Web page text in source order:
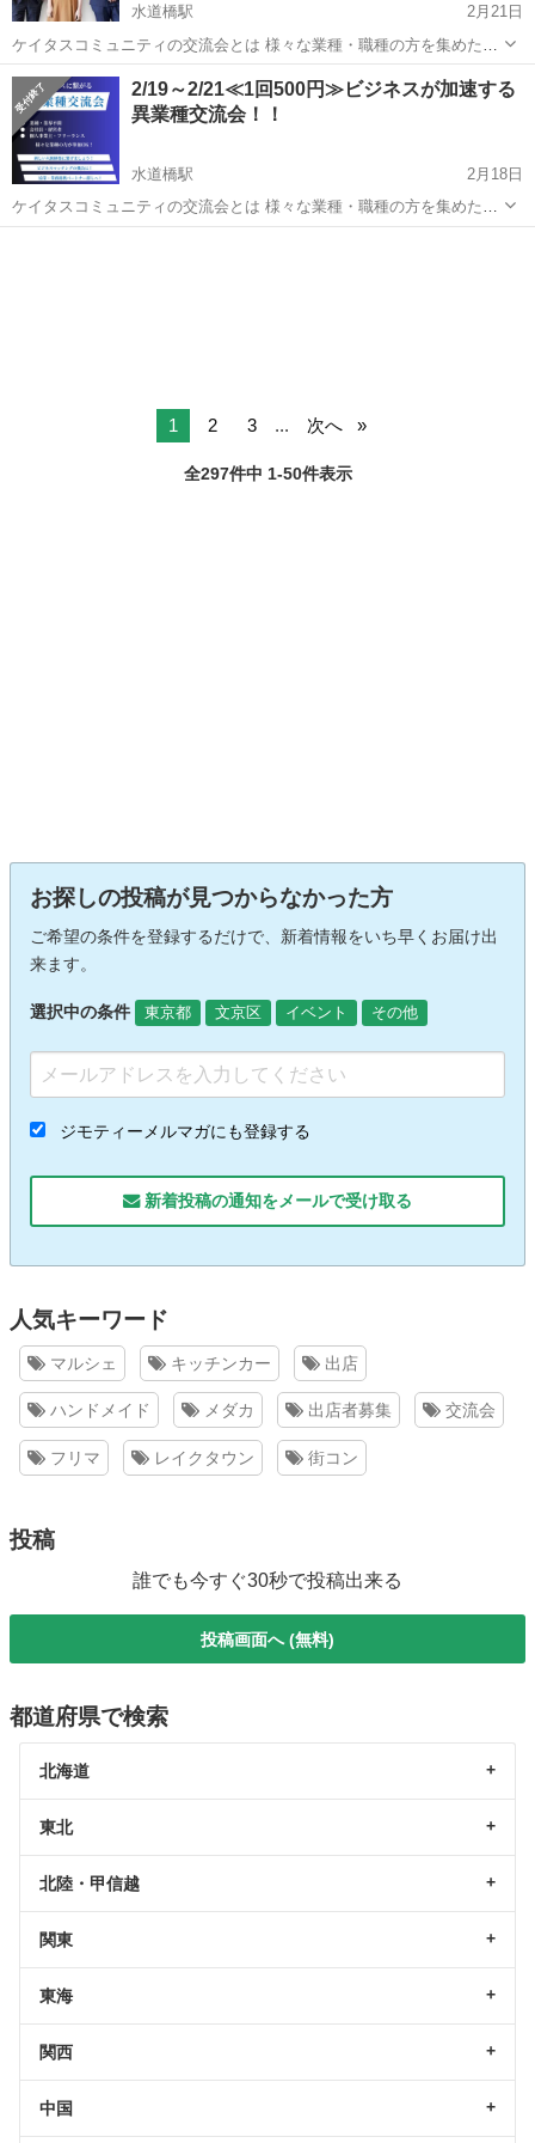
水道橋駅
2月21日
ケイタスコミュニティの交流会とは 様々な業種・職種の方を集めた異
業種交流会です。 「なかなか忙しくて参加出来ない・・・」 「ビジネ
スになかなか繋がらない・・・」 「行くのが初めてで怖い・・・」
「この方以前もお会い...
東京 文京区 その他 人脈
2/19～2/21≪1回500円≫ビジネスが加速する
異業種交流会！！
水道橋駅
2月18日
ケイタスコミュニティの交流会とは 様々な業種・職種の方を集めた異
業種交流会です。 「なかなか忙しくて参加出来ない・・・」 「ビジネ
1 2 3 ... 次へ
全297件中 1-50件表示
お探しの投稿が見つからなかった方
ご希望の条件を登録するだけで、新着情報をいち早くお届け出
来ます。
選択中の条件 東京都 文京区 イベント その他
ジモティーメルマガにも登録する
新着投稿の通知をメールで受け取る
人気キーワード
マルシェ キッチンカー 出店
ハンドメイド メダカ 出店者募集 交流会
フリマ レイクタウン 街コン
投稿
誰でも今すぐ30秒で投稿出来る
投稿画面へ (無料)
都道府県で検索
北海道
東北
北陸・甲信越
関東
東海
関西
中国